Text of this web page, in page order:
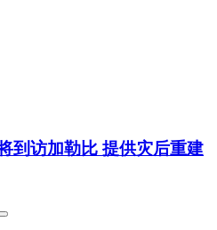
到访加勒比 提供灾后重建